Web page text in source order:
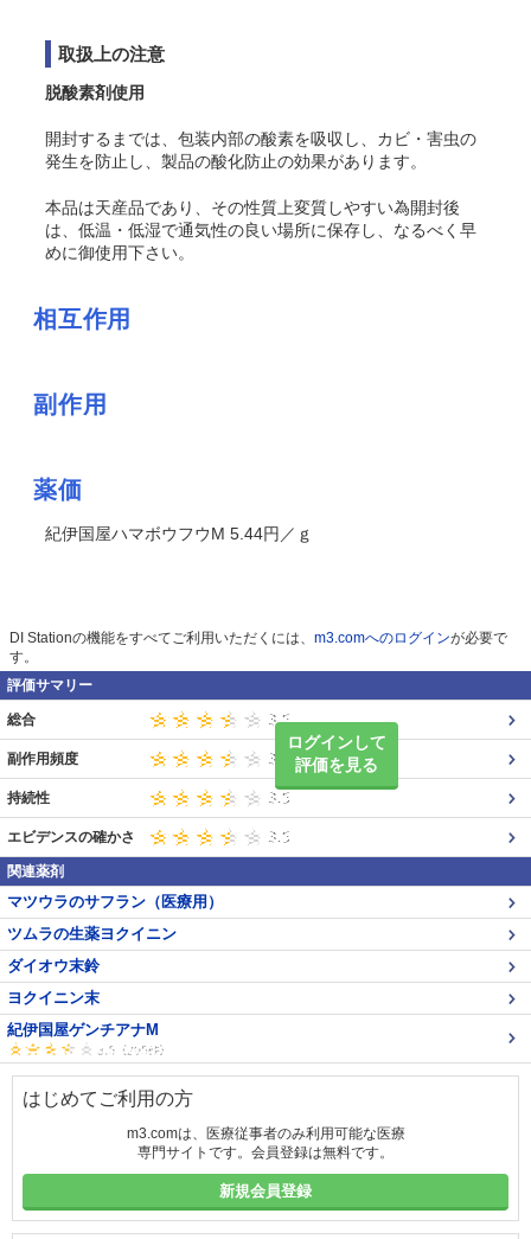
取扱上の注意
脱酸素剤使用
開封するまでは、包装内部の酸素を吸収し、カビ・害虫の
発生を防止し、製品の酸化防止の効果があります。
本品は天産品であり、その性質上変質しやすい為開封後
は、低温・低湿で通気性の良い場所に保存し、なるべく早
めに御使用下さい。
相互作用
副作用
薬価
紀伊国屋ハマボウフウM 5.44円／ｇ
DI Stationの機能をすべてご利用いただくには、 m3.comへのログインが必要で
す。
評価サマリー
ログインして
評価を見る
総合
副作用頻度
持続性
エビデンスの確かさ
関連薬剤
マツウラのサフラン（医療用）
ツムラの生薬ヨクイニン
ダイオウ末鈴
ヨクイニン末
紀伊国屋ゲンチアナM
はじめてご利用の方
m3.comは、医療従事者のみ利用可能な医療
専門サイトです。会員登録は無料です。
新規会員登録